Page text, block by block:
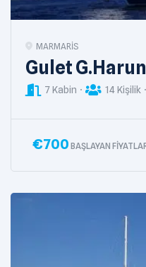
MARMARIS
Gulet G.Harun
7 Kabin 14 Kişilik
€700 BAŞLAYAN